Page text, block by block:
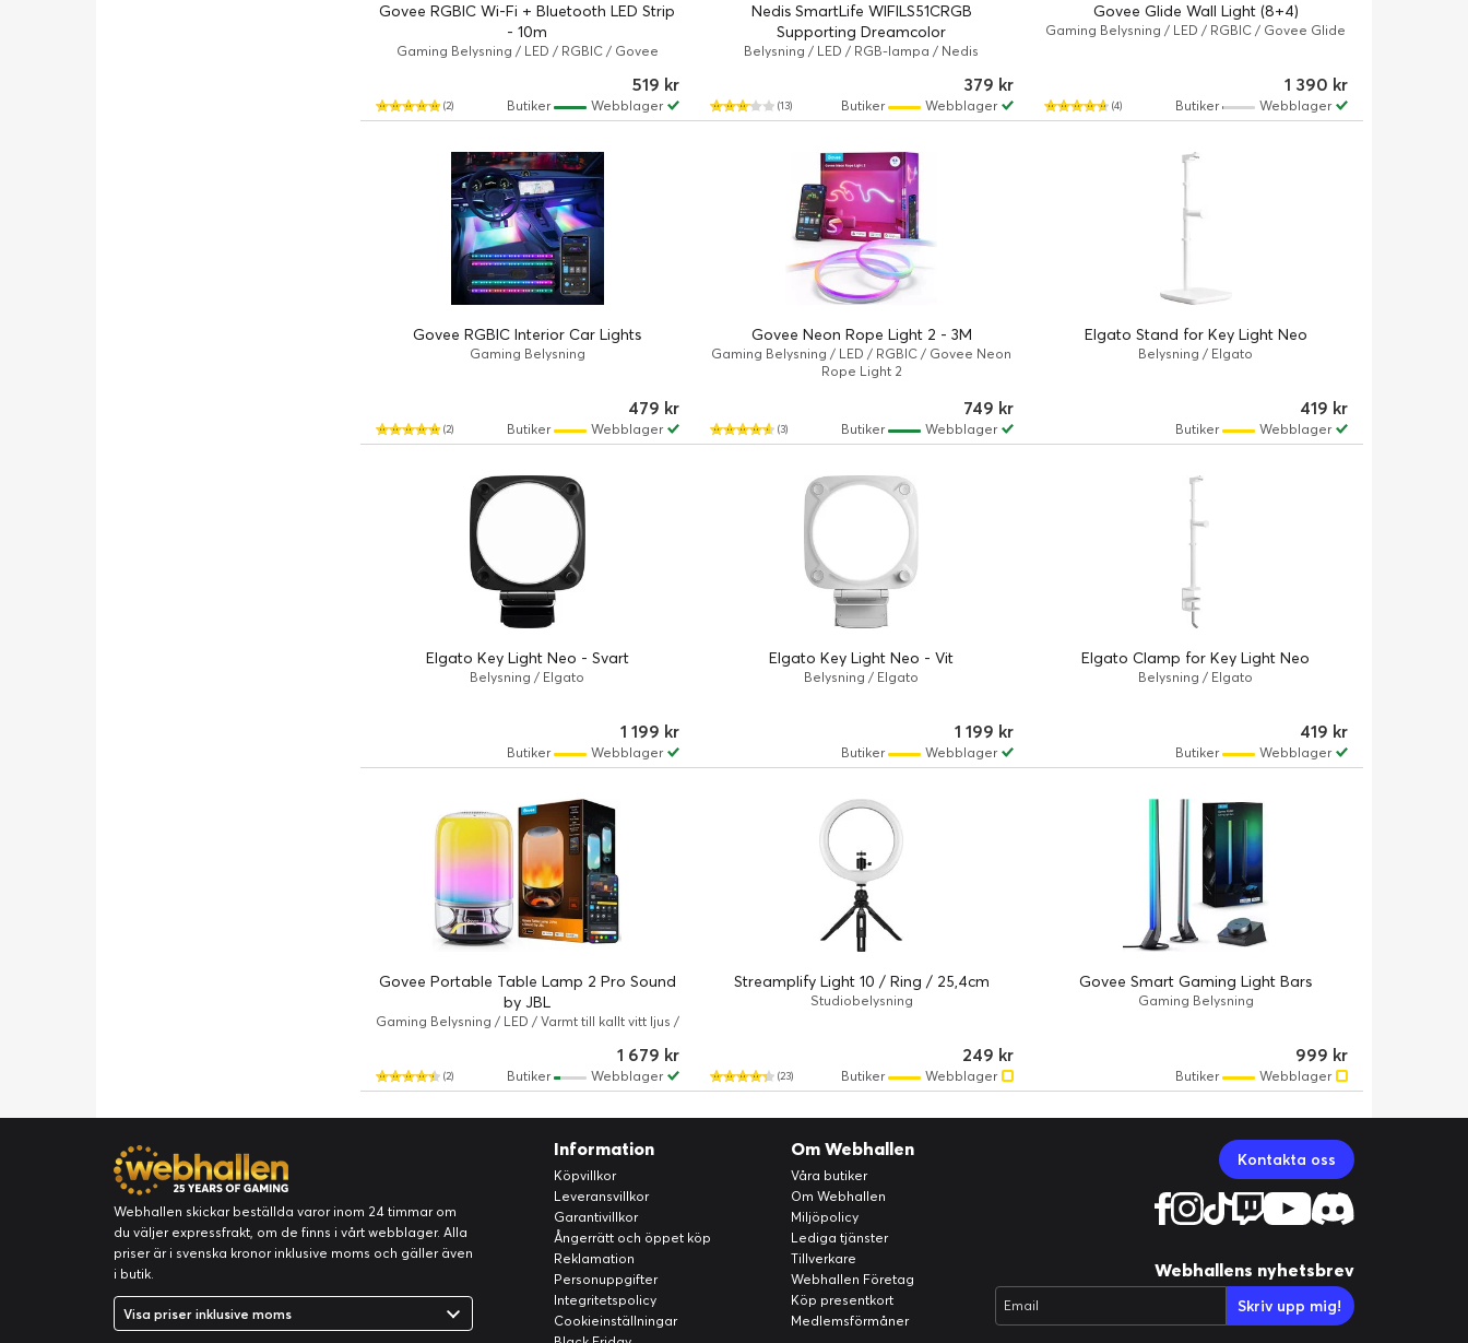
Govee RGBIC Wi-Fi + Bluetooth LED Strip
- 10m
Gaming Belysning / LED / RGBIC / Govee
(2)
519 kr
Webblager
Butiker
Nedis SmartLife WIFILS51CRGB
Supporting Dreamcolor
Belysning / LED / RGB-lampa / Nedis
(13)
379 kr
Webblager
Butiker
Govee Glide Wall Light (8+4)
Gaming Belysning / LED / RGBIC / Govee Glide
(4)
1 390 kr
Webblager
Butiker
Govee RGBIC Interior Car Lights
Gaming Belysning
(2)
479 kr
Webblager
Butiker
Govee Neon Rope Light 2 - 3M
Gaming Belysning / LED / RGBIC / Govee Neon
Rope Light 2
(3)
749 kr
Webblager
Butiker
Elgato Stand for Key Light Neo
Belysning / Elgato
419 kr
Webblager
Butiker
Elgato Key Light Neo - Svart
Belysning / Elgato
1 199 kr
Webblager
Butiker
Elgato Key Light Neo - Vit
Belysning / Elgato
1 199 kr
Webblager
Butiker
Elgato Clamp for Key Light Neo
Belysning / Elgato
419 kr
Webblager
Butiker
Govee Portable Table Lamp 2 Pro Sound
by JBL
Gaming Belysning / LED / Varmt till kallt vitt ljus /
(2)
1 679 kr
Webblager
Butiker
Streamplify Light 10 / Ring / 25,4cm
Studiobelysning
(23)
249 kr
Webblager
Butiker
Govee Smart Gaming Light Bars
Gaming Belysning
999 kr
Webblager
Butiker
Webhallen skickar beställda varor inom 24 timmar om
du väljer expressfrakt, om de finns i vårt webblager. Alla
priser är i svenska kronor inklusive moms och gäller även
i butik.
Visa priser inklusive moms
Information
Köpvillkor
Leveransvillkor
Garantivillkor
Ångerrätt och öppet köp
Reklamation
Personuppgifter
Integritetspolicy
Cookieinställningar
Om Webhallen
Våra butiker
Om Webhallen
Miljöpolicy
Lediga tjänster
Tillverkare
Webhallen Företag
Köp presentkort
Medlemsförmåner
Kontakta oss
Webhallens nyhetsbrev
Email Skriv upp mig!